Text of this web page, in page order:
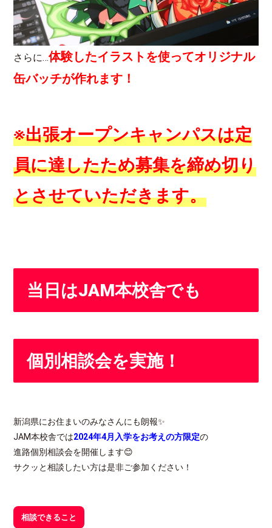
さらに…体験したイラストを使ってオリジナル
缶バッチが作れます！
※出張オープンキャンパスは定
員に達したため募集を締め切り
とさせていただきます。
当日はJAM本校舎でも
個別相談会を実施！
新潟県にお住まいのみなさんにも朗報✨
JAM本校舎では2024年4月入学をお考えの方限定の
進路個別相談会を開催します😊
サクッと相談したい方は是非ご参加ください！
相談できること